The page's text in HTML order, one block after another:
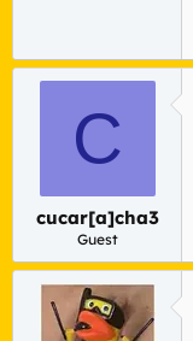
C
cucar[a]cha3
Guest